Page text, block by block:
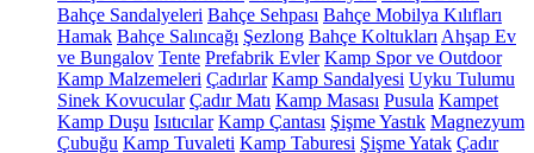
Bahçe Sandalyeleri Bahçe Sehpası Bahçe Mobilya Kılıfları
Hamak Bahçe Salıncağı Şezlong Bahçe Koltukları Ahşap Ev
ve Bungalov Tente Prefabrik Evler Kamp Spor ve Outdoor
Kamp Malzemeleri Çadırlar Kamp Sandalyesi Uyku Tulumu
Sinek Kovucular Çadır Matı Kamp Masası Pusula Kampet
Kamp Duşu Isıtıcılar Kamp Çantası Şişme Yastık Magnezyum
Çubuğu Kamp Tuvaleti Kamp Taburesi Şişme Yatak Çadır